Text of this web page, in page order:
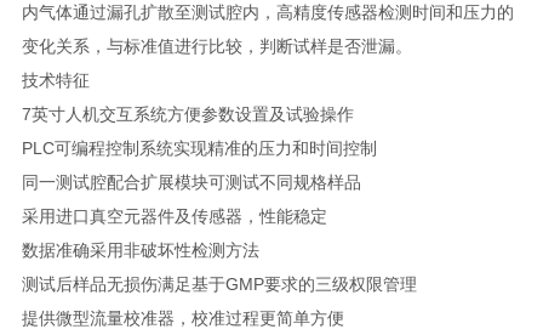
内气体通过漏孔扩散至测试腔内，高精度传感器检测时间和压力的
变化关系，与标准值进行比较，判断试样是否泄漏。
技术特征
7英寸人机交互系统方便参数设置及试验操作
PLC可编程控制系统实现精准的压力和时间控制
同一测试腔配合扩展模块可测试不同规格样品
采用进口真空元器件及传感器，性能稳定
数据准确采用非破坏性检测方法
测试后样品无损伤满足基于GMP要求的三级权限管理
提供微型流量校准器，校准过程更简单方便